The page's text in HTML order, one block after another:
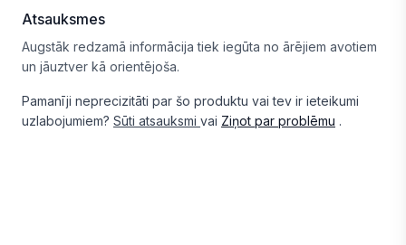
Atsauksmes
Augstāk redzamā informācija tiek iegūta no ārējiem avotiem
un jāuztver kā orientējoša.
Pamanīji neprecizitāti par šo produktu vai tev ir ieteikumi
uzlabojumiem? Sūti atsauksmi vai Ziņot par problēmu .